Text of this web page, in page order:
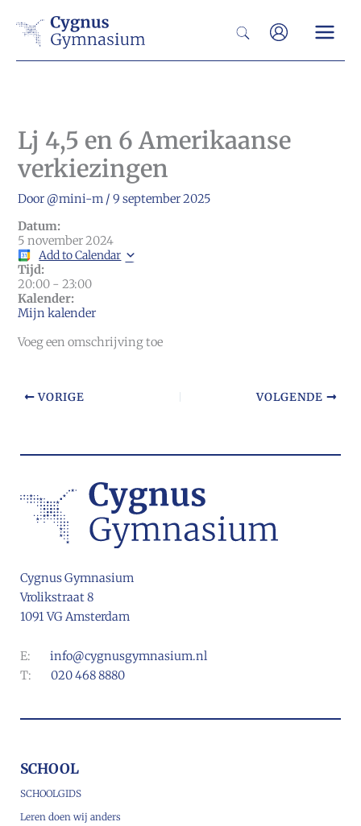
naar
Zoeken
Lj 4,5 en 6 Amerikaanse
verkiezingen
Door @mini-m /9 september 2025
Datum:
5 november 2024
Add to Calendar
Tijd:
20:00 -23:00
Kalender:
Mijn kalender
Voeg een omschrijving toe
VORIGE VOLGENDE
Cygnus Gymnasium
Vrolikstraat 8
1091 VG Amsterdam
E: info@cygnusgymnasium.nl
T: 020 468 8880
SCHOOL
SCHOOLGIDS
Leren doen wij anders